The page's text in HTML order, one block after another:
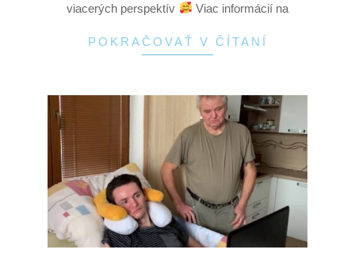
viacerých perspektív
Viac informácií na
POKRAČOVAŤ V ČÍTANÍ